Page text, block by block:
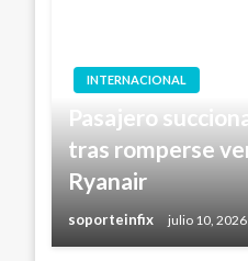
INTERNACIONAL
Pasajero
tras romperse
Ryanair
soporteinfix julio 10, 2026